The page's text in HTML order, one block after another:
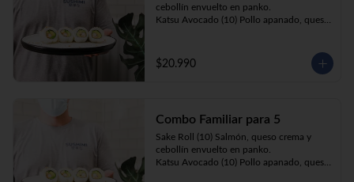
cebollín envuelto en panko.
Katsu Avocado (10) Pollo apanado, queso
y palta envuelta en sésamo o ciboulette.
Gyosas a elección (5u) + Bebida 1.5lt a
**Imagen Referencial**
$20.990
Combo Familiar para 5
Sake Roll (10) Salmón, queso crema y
cebollín envuelto en panko.
Katsu Avocado (10) Pollo apanado, queso